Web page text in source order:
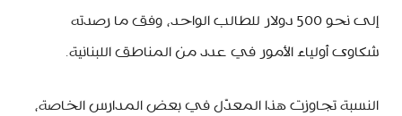
إلى نحو 500 دولار للطالب الواحد، وفق ما رصدته
شكاوى أولياء الأمور في عدد من المناطق اللبنانية.
النسبة تجاوزت هذا المعدّل في بعض المدارس الخاصة،